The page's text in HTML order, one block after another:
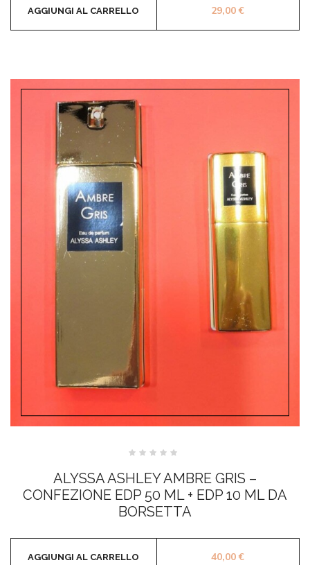
29,00€
AGGIUNGI AL CARRELLO
5
ALYSSA ASHLEY AMBRE GRIS –
CONFEZIONE EDP 50 ML + EDP 10 ML DA
BORSETTA
40,00€
AGGIUNGI AL CARRELLO